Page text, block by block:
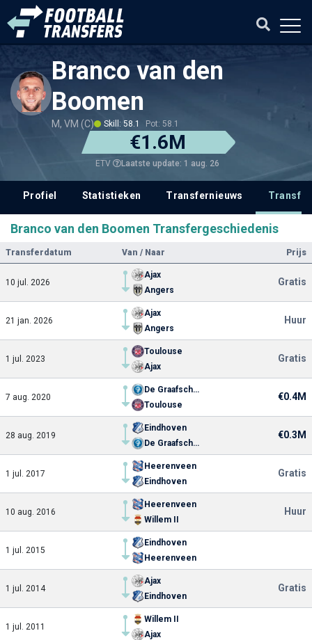
Branco van den
Boomen
M, VM (C) Skill: 58.1 Pot: 58.1
€1.6M
ETV Laatste update: 1 aug. 26
Profiel Statistieken Transfernieuws
Branco van den Boomen Transfergeschiedenis
Transferdatum Van / Naar Prijs
10 jul. 2026
Ajax
Angers
Gratis
21 jan. 2026
Ajax
Angers
Huur
1 jul. 2023
Toulouse
Ajax
Gratis
7 aug. 2020
De Graafschap
Toulouse
€0.4M
28 aug. 2019
Eindhoven
De Graafschap
€0.3M
1 jul. 2017
Heerenveen
Eindhoven
Gratis
10 aug. 2016
Heerenveen
Willem II
Huur
1 jul. 2015
Eindhoven
Heerenveen
1 jul. 2014
Ajax
Eindhoven
Gratis
1 jul. 2011
Willem II
Ajax